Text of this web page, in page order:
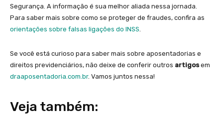
Segurança. A informação é sua melhor aliada nessa jornada.
Para saber mais sobre como se proteger de fraudes, confira as
orientações sobre falsas ligações do INSS.
Se você está curioso para saber mais sobre aposentadorias e
direitos previdenciários, não deixe de conferir outros artigosem
draaposentadoria.com.br. Vamos juntos nessa!
Veja também: